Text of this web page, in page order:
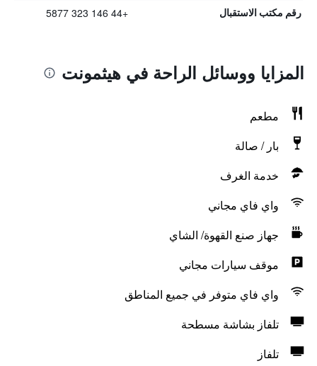
رقم مكتب الاستقبال +44 146 323 5877
المزايا ووسائل الراحة في هيثمونت
مطعم
بار / صالة
خدمة الغرف
واي فاي مجاني
جهاز صنع القهوة/ الشاي
موقف سيارات مجاني
واي فاي متوفر في جميع المناطق
تلفاز بشاشة مسطحة
تلفاز